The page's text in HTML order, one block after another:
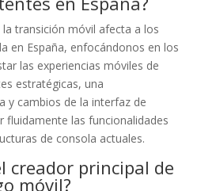
transición móvil afecta a los
en España, enfocándonos en los
las experiencias móviles de
estratégicas, una
y cambios de la interfaz de
fluidamente las funcionalidades
de consola actuales.
creador principal de
móvil?